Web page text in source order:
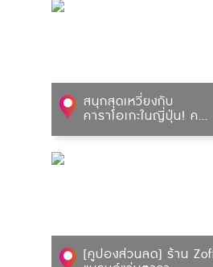
สนุกสุดเหวี่ยงกับ
คาราโอเกะในญี่ปุ่น! ค...
[คูปองส่วนลด] ร้าน